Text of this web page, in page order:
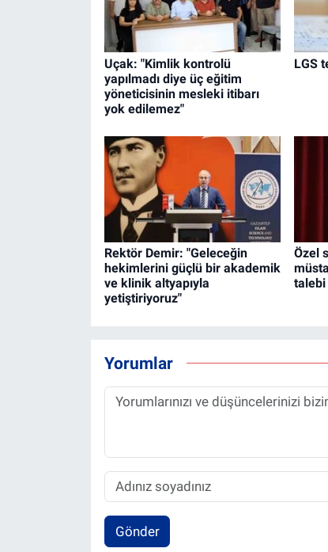
Uçak: "Kimlik kontrolü
yapılmadı diye üç eğitim
yöneticisinin mesleki itibarı
yok edilemez"
LGS
Rektör Demir: "Geleceğin
hekimlerini güçlü bir akademik
ve klinik altyapıyla
yetiştiriyoruz"
Özel
talebi
Yorumlar
Gönder